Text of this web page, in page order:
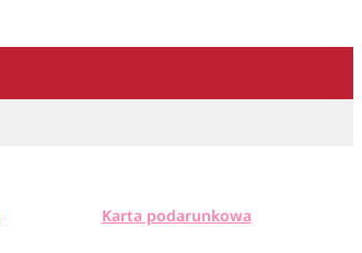
Karta podarunkowa